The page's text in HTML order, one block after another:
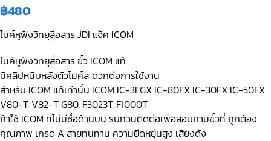
฿480
ไมค์หูฟังวิทยุสื่อสาร JDI แจ็ค ICOM
ไมค์หูฟังวิทยุสื่อสาร ขั้ว ICOM แท้
มีคลิปหนีบหลังตัวไมค์สะดวกต่อการใช้งาน
สำหรับ ICOM แท้เท่านั้น ICOM IC-3FGX IC-80FX IC-30FX IC-50FX
V80-T, V82-T G80, F3023T, F1000T
ถ้าใช้ ICOM ที่ไม่มีชื่อด้านบน รบกวนติดต่อเพื่อสอบถามขั้วที่ ถูกต้อง
คุณภาพ เกรด A สายทนทาน ความยืดหยุ่นสูง เสียงดัง